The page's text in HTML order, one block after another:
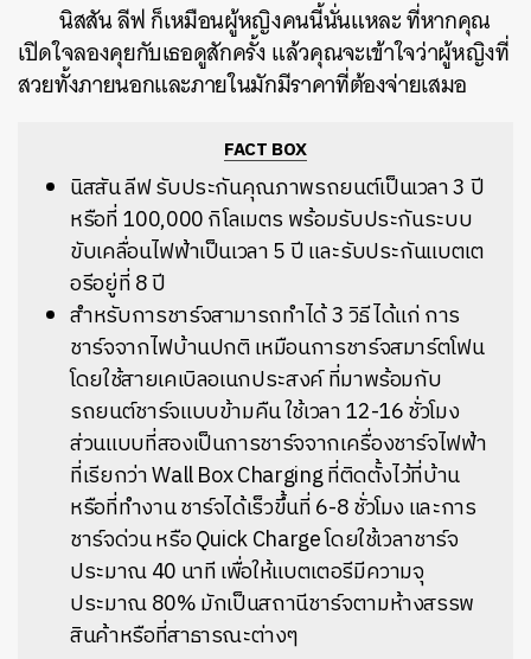
นิสสัน ลีฟ ก็เหมือนผู้หญิงคนนี้นั่นแหละ ที่หากคุณ
เปิดใจลองคุยกับเธอดูสักครั้ง แล้วคุณจะเข้าใจว่าผู้หญิงที่
สวยทั้งภายนอกและภายในมักมีราคาที่ต้องจ่ายเสมอ
FACT BOX
นิสสัน ลีฟ รับประกันคุณภาพรถยนต์เป็นเวลา 3 ปี
หรือที่ 100,000 กิโลเมตร พร้อมรับประกันระบบ
ขับเคลื่อนไฟฟ้าเป็นเวลา 5 ปี และรับประกันแบตเต
อรีอยู่ที่ 8 ปี
สำหรับการชาร์จสามารถทำได้ 3 วิธี ได้แก่ การ
ชาร์จจากไฟบ้านปกติ เหมือนการชาร์จสมาร์ตโฟน
โดยใช้สายเคเบิลอเนกประสงค์ ที่มาพร้อมกับ
รถยนต์ชาร์จแบบข้ามคืน ใช้เวลา 12-16 ชั่วโมง
ส่วนแบบที่สองเป็นการชาร์จจากเครื่องชาร์จไฟฟ้า
ที่เรียกว่า Wall Box Charging ที่ติดตั้งไว้ที่บ้าน
หรือที่ทำงาน ชาร์จได้เร็วขึ้นที่ 6-8 ชั่วโมง และการ
ชาร์จด่วน หรือ Quick Charge โดยใช้เวลาชาร์จ
ประมาณ 40 นาที เพื่อให้แบตเตอรีมีความจุ
ประมาณ 80% มักเป็นสถานีชาร์จตามห้างสรรพ
สินค้าหรือที่สาธารณะต่างๆ